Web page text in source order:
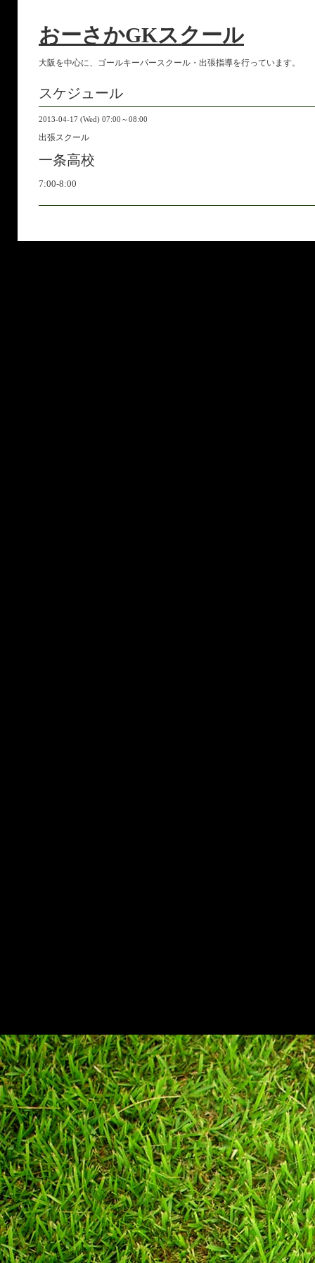
おーさかGKスクール
大阪を中心に、ゴールキーパースクール・出張指導を行っています。
スケジュール
2013-04-17 (Wed) 07:00～08:00
出張スクール
一条高校
7:00-8:00